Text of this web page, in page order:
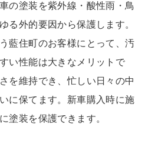
の塗装を紫外線・酸性雨・鳥
る外的要因から保護します。
藍住町のお客様にとって、汚
い性能は大きなメリットで
を維持でき、忙しい日々の中
に保てます。新車購入時に施
塗装を保護できます。